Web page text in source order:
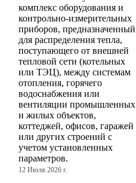
комплекс оборудования и
контрольно-измерительных
приборов, предназначенный
для распределения тепла,
поступающего от внешней
тепловой сети (котельных
или ТЭЦ), между системам
отопления, горячего
водоснабжения или
вентиляции промышленных
и жилых объектов,
коттеджей, офисов, гаражей
или других строений с
учетом установленных
параметров.
12 Июля 2026 г.